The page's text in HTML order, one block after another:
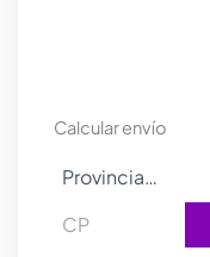
Calcular envío